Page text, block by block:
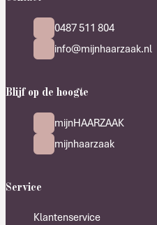
0487 511 804
info@mijnhaarzaak.nl
Blijf op de hoogte
mijnHAARZAAK
mijnhaarzaak
Service
Klantenservice